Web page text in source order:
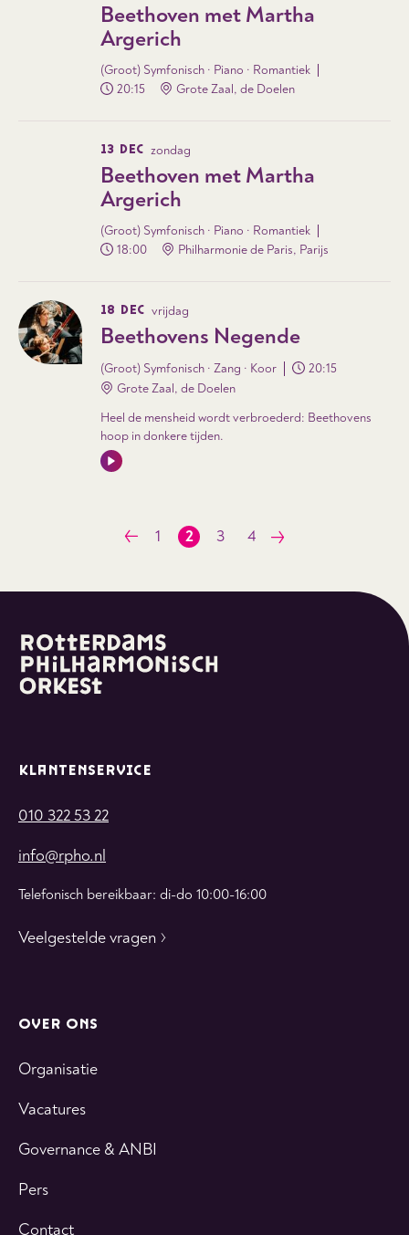
Beethoven met Martha
Argerich
(Groot) Symfonisch · Piano · Romantiek
20:15
Grote Zaal, de Doelen
13 DEC zondag
Beethoven met Martha
Argerich
(Groot) Symfonisch · Piano · Romantiek
18:00
Philharmonie de Paris, Parijs
18 DEC vrijdag
Beethovens Negende
(Groot) Symfonisch · Zang · Koor
20:15
Grote Zaal, de Doelen
Heel de mensheid wordt verbroederd: Beethovens
hoop in donkere tijden.
Vorige
1 2 3 4
Volgende
KLANTENSERVICE
010 322 53 22
info@rpho.nl
Telefonisch bereikbaar: di-do 10:00-16:00
Veelgestelde vragen
OVER ONS
Organisatie
Vacatures
Governance & ANBI
Pers
Contact